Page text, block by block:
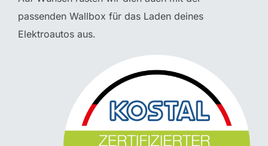
passenden Wallbox für das Laden deines
Elektroautos aus.